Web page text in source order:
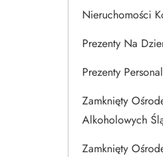
Nieruchomości
Prezenty Na
Prezenty
Zamknięty
Alkoholowych
Zamknięty